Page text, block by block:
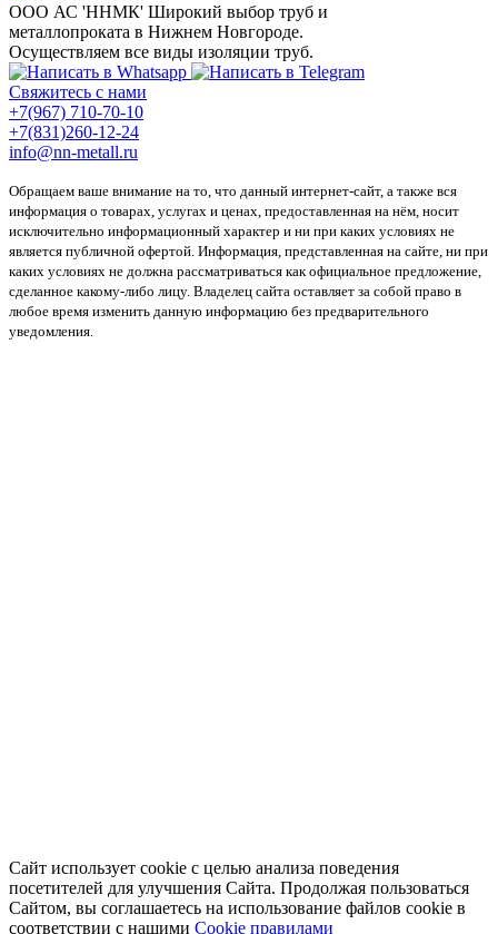
ООО АС 'ННМК' Широкий выбор труб и
металлопроката в Нижнем Новгороде.
Осуществляем все виды изоляции труб.
Свяжитесь с нами
+7(967) 710-70-10
+7(831)260-12-24
info@nn-metall.ru
Обращаем ваше внимание на то, что данный интернет-сайт, а также вся
информация о товарах, услугах и ценах, предоставленная на нём, носит
исключительно информационный характер и ни при каких условиях не
является публичной офертой. Информация, представленная на сайте, ни при
каких условиях не должна рассматриваться как официальное предложение,
сделанное какому-либо лицу. Владелец сайта оставляет за собой право в
любое время изменить данную информацию без предварительного
уведомления.
Сайт использует cookie с целью анализа поведения
посетителей для улучшения Сайта. Продолжая пользоваться
Сайтом, вы соглашаетесь на использование файлов cookie в
соответствии с нашими Cookiе правилами